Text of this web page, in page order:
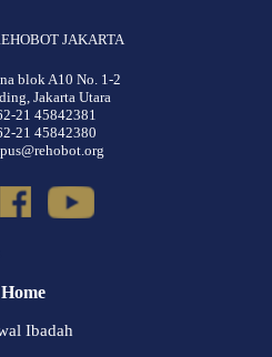
JAKARTA
blok A10 No. 1-2
Jakarta Utara
21 45842381
21 45842380
Home
Ibadah